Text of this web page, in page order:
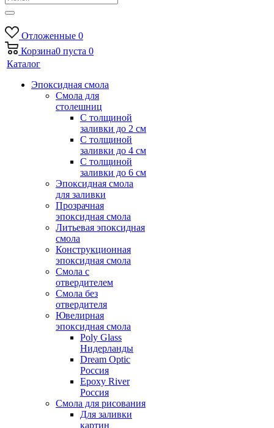
Отложенные 0
Корзина0 пуста 0
Каталог
Эпоксидная смола
Смола для
столешниц
С толщиной
заливки до 2 см
С толщиной
заливки до 4 см
С толщиной
заливки до 6 см
Эпоксидная смола
для заливки
Прозрачная
эпоксидная смола
Литьевая эпоксидная
смола
Конструкционная
эпоксидная смола
Смола с
отвердителем
Смола без
отвердителя
Ювелирная
эпоксидная смола
Poly Glass
Нидерланды
Dream Optic
Россия
Epoxy River
Россия
Смола для рисования
Для заливки
картин